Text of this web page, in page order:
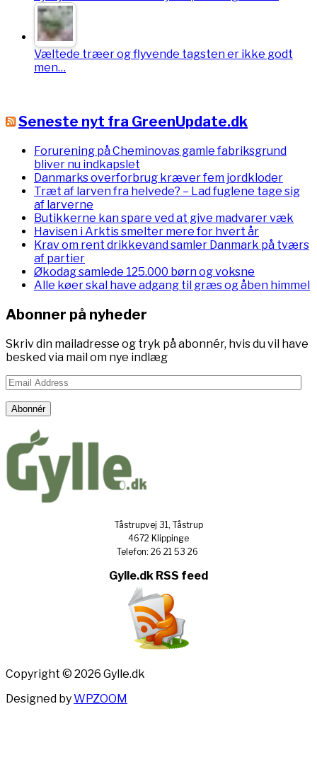
Væltede træer og flyvende tagsten er ikke godt
men…
Seneste nyt fra GreenUpdate.dk
Forurening på Cheminovas gamle fabriksgrund
bliver nu indkapslet
Danmarks overforbrug kræver fem jordkloder
Træt af larven fra helvede? – Lad fuglene tage sig
af larverne
Butikkerne kan spare ved at give madvarer væk
Havisen i Arktis smelter mere for hvert år
Krav om rent drikkevand samler Danmark på tværs
af partier
Økodag samlede 125.000 børn og voksne
Alle køer skal have adgang til græs og åben himmel
Abonner på nyheder
Skriv din mailadresse og tryk på abonnér, hvis du vil have
besked via mail om nye indlæg
Email
Abonnér
Tåstrupvej 31, Tåstrup
4672 Klippinge
Telefon: 26 21 53 26
Gylle.dk RSS feed
Copyright © 2026 Gylle.dk
Designed byWPZOOM